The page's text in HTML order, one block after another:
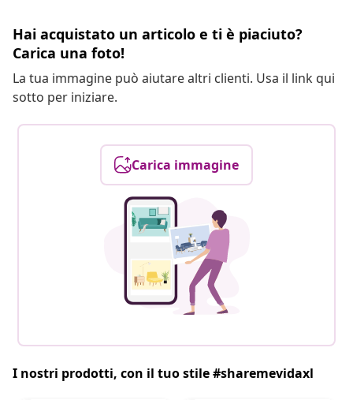
Hai acquistato un articolo e ti è piaciuto?
Carica una foto!
La tua immagine può aiutare altri clienti. Usa il link qui
sotto per iniziare.
Carica immagine
I nostri prodotti, con il tuo stile #sharemevidaxl